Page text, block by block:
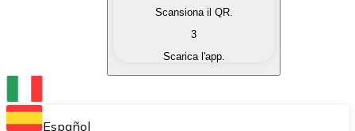
Converti le tue criptovalute in valuta fiat quando ne
Scambia una criptovaluta con un'altra
Conserva le tue cripto in un Wallet self-custodial.
Scansiona il QR.
3
Scarica l'app.
Español